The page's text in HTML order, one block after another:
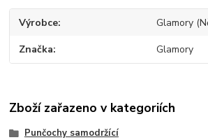
Výrobce Glamory
Značka Glamory
Zboží zařazeno v kategoriích
Punčochy samodržící